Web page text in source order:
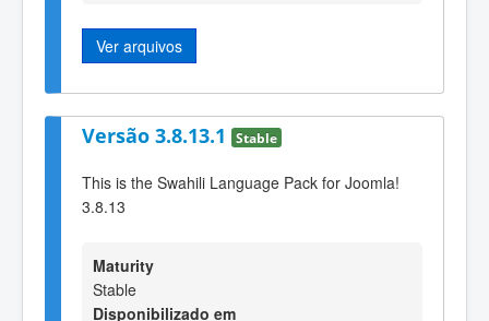
Ver arquivos
Versão 3.8.13.1 Stable
This is the Swahili Language Pack for Joomla!
3.8.13
Maturity
Stable
Disponibilizado em